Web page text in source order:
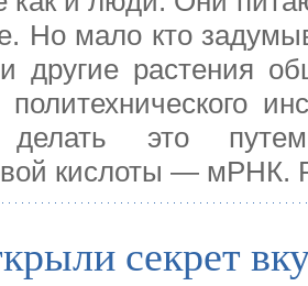
Но мало кто
другие растения
политехнического
это
кислоты — мРНК.
секрет